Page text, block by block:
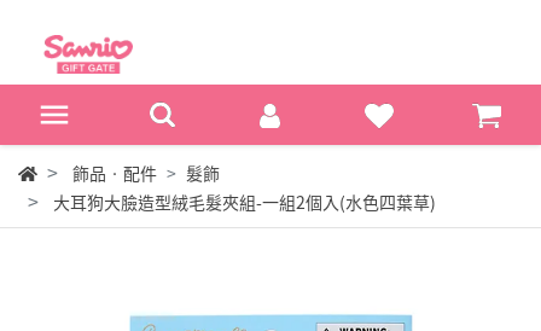
飾品‧配件
髮飾
大耳狗大臉造型絨毛髮夾組-一組2個入(水色四葉草)